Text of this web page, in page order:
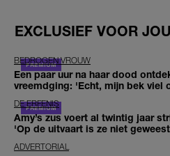
EXCLUSIEF VOOR JOU
BEDROGEN VROUW
Een paar uur na haar dood
vreemdging: 'Echt, mijn bek viel
DE ERFENIS
Amy’s zus voert al twintig jaar
'Op de uitvaart is ze niet
ADVERTORIAL